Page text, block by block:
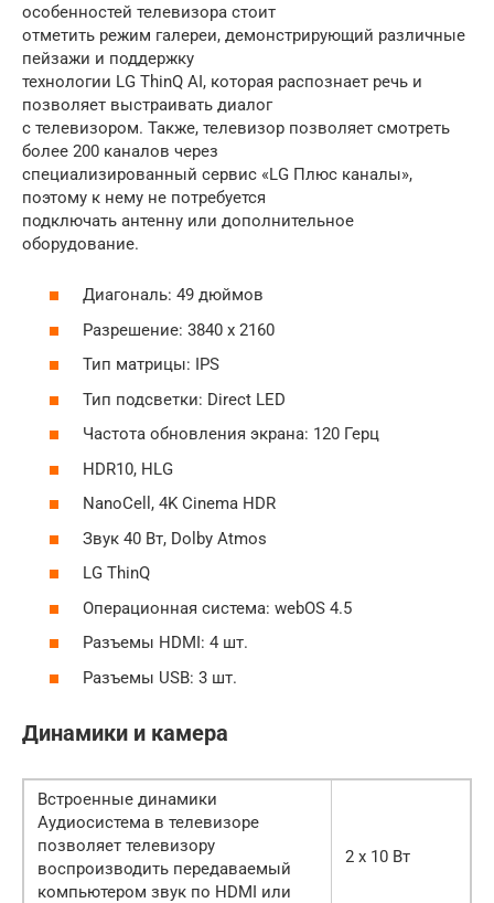
особенностей телевизора стоит
отметить режим галереи, демонстрирующий различные
пейзажи и поддержку
технологии LG ThinQ AI, которая распознает речь и
позволяет выстраивать диалог
с телевизором. Также, телевизор позволяет смотреть
более 200 каналов через
специализированный сервис «LG Плюс каналы»,
поэтому к нему не потребуется
подключать антенну или дополнительное
оборудование.
Диагональ: 49 дюймов
Разрешение: 3840 х 2160
Тип матрицы: IPS
Тип подсветки: Direct LED
Частота обновления экрана: 120 Герц
HDR10, HLG
NanoCell, 4K Cinema HDR
Звук 40 Вт, Dolby Atmos
LG ThinQ
Операционная система: webOS 4.5
Разъемы HDMI: 4 шт.
Разъемы USB: 3 шт.
Динамики и камера
Встроенные динамики
Аудиосистема в телевизоре
позволяет телевизору
воспроизводить передаваемый
компьютером звук по HDMI или
2 x 10 Вт